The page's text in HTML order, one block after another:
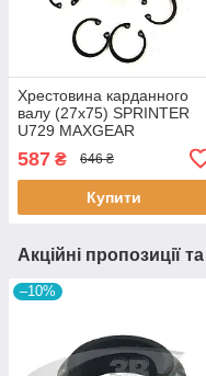
Хрестовина карданного
валу (27x75) SPRINTER
U729 MAXGEAR
587 ₴ 646 ₴
Купити
Акційні пропозиції
–10%